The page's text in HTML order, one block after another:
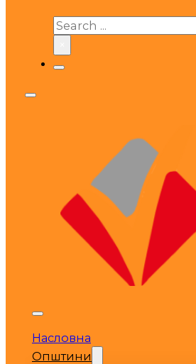
Search
Насловна
Општини